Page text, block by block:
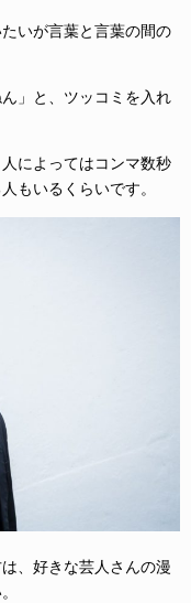
いが言葉と言葉の間の
」と、ツッコミを入れ
によってはコンマ数秒
もいるくらいです。
、好きな芸人さんの漫